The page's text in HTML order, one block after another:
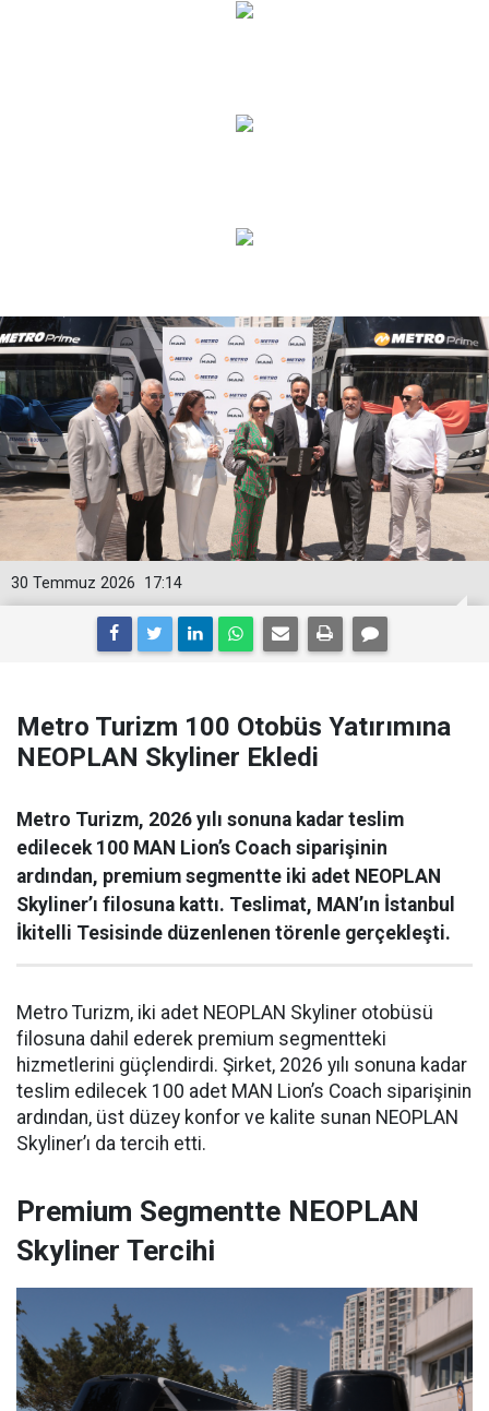
17:14
30 Temmuz 2026
Metro Turizm 100 Otobüs Yatırımına
NEOPLAN Skyliner Ekledi
Metro Turizm, 2026 yılı sonuna kadar teslim
edilecek 100 MAN Lion’s Coach siparişinin
ardından, premium segmentte iki adet NEOPLAN
Skyliner’ı filosuna kattı. Teslimat, MAN’ın İstanbul
İkitelli Tesisinde düzenlenen törenle gerçekleşti.
Metro Turizm, iki adet NEOPLAN Skyliner otobüsü
filosuna dahil ederek premium segmentteki
hizmetlerini güçlendirdi. Şirket, 2026 yılı sonuna kadar
teslim edilecek 100 adet MAN Lion’s Coach siparişinin
ardından, üst düzey konfor ve kalite sunan NEOPLAN
Skyliner’ı da tercih etti.
Premium Segmentte NEOPLAN
Skyliner Tercihi